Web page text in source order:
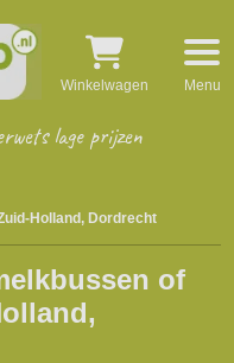
lage prijzen
Winkelwagen Menu
Holland, Dordrecht
of